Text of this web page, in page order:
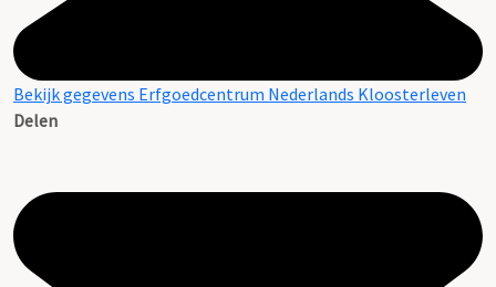
Bekijk gegevens Erfgoedcentrum Nederlands Kloosterleven
Delen